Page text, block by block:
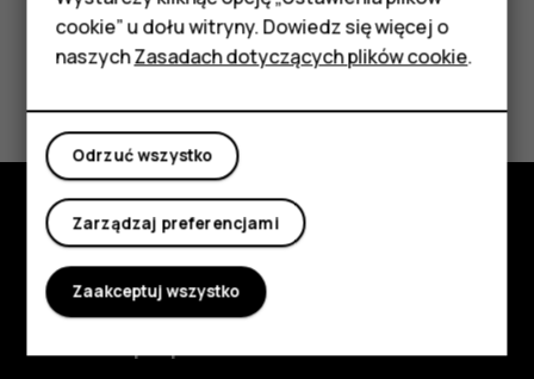
HMD Terra M
Tablety
Moje konto
Czy te informacje były pomocne?
Tak Nie
Poznaj
Informacje
cookie” u dołu witryny. Dowiedz się więcej o
naszychZasadach dotyczących plików cookie.
Odrzuć wszystko
Zarządzaj preferencjami
Zaakceptuj wszystko